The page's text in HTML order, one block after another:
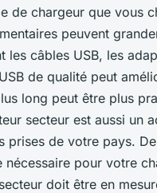
de chargeur que vous
peuvent
les câbles USB, les
de qualité peut
long peut être plus
secteur est aussi un
prises de votre pays.
nécessaire pour votre
doit être en